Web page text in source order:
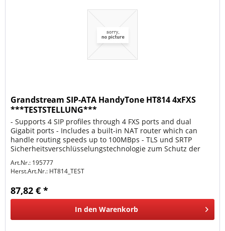
Grandstream SIP-ATA HandyTone HT814 4xFXS
***TESTSTELLUNG***
- Supports 4 SIP profiles through 4 FXS ports and dual
Gigabit ports - Includes a built-in NAT router which can
handle routing speeds up to 100MBps - TLS und SRTP
Sicherheitsverschlüsselungstechnologie zum Schutz der
Art.Nr.: 195777
Herst.Art.Nr.: HT814_TEST
87,82 € *
In den Warenkorb